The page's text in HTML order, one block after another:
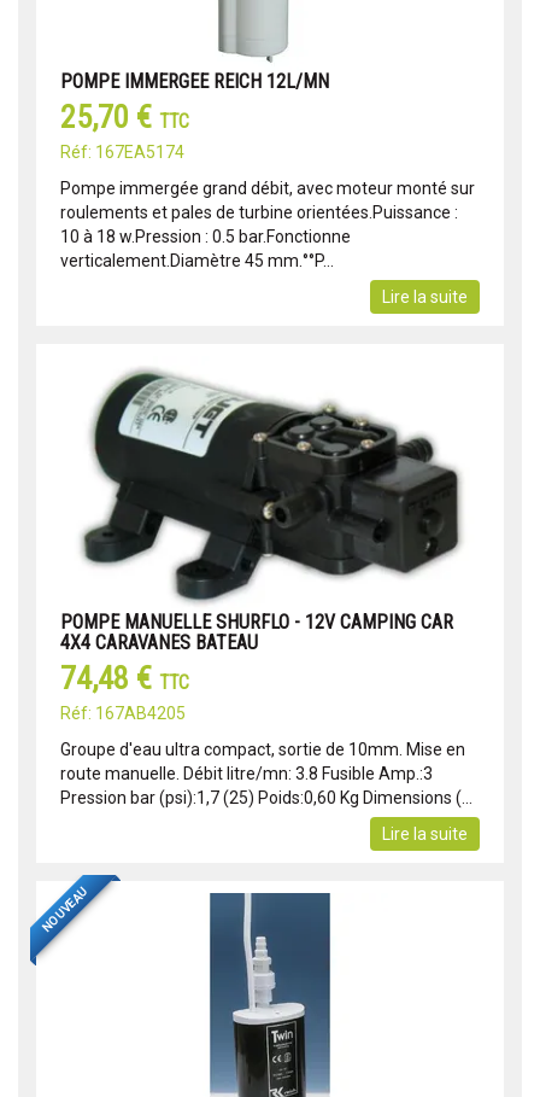
POMPE IMMERGEE REICH 12L/MN
25,70 € TTC
Réf: 167EA5174
Pompe immergée grand débit, avec moteur monté sur
roulements et pales de turbine orientées.Puissance :
10 à 18 w.Pression : 0.5 bar.Fonctionne
verticalement.Diamètre 45 mm.°°P...
Lire la suite
POMPE MANUELLE SHURFLO - 12V CAMPING CAR
4X4 CARAVANES BATEAU
74,48 € TTC
Réf: 167AB4205
Groupe d'eau ultra compact, sortie de 10mm. Mise en
route manuelle. Débit litre/mn: 3.8 Fusible Amp.:3
Pression bar (psi):1,7 (25) Poids:0,60 Kg Dimensions (...
Lire la suite
NOUVEAU